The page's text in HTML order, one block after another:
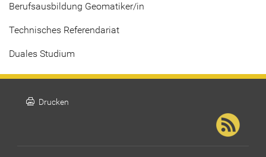
Berufsausbildung Geomatiker/in
Technisches Referendariat
Duales Studium
print Drucken